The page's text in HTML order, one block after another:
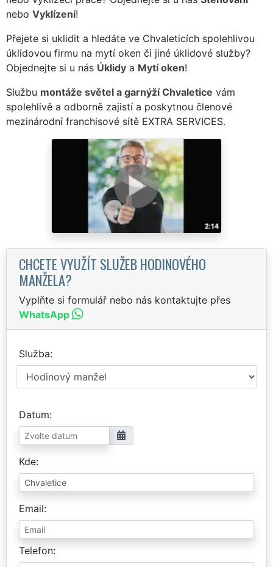
nebo Vyklízení!
Přejete si uklidit a hledáte ve Chvaleticích spolehlivou
úklidovou firmu na mytí oken či jiné úklidové služby?
Objednejte si u nás Úklidy a Mytí oken!
Službu montáže světel a garnýží Chvaletice vám
spolehlivě a odborně zajistí a poskytnou členové
mezinárodní franchisové sítě EXTRA SERVICES.
CHCETE VYUŽÍT SLUŽEB HODINOVÉHO
MANŽELA?
Vyplňte si formulář nebo nás kontaktujte přes
WhatsApp
Služba
Datum
Kde
Email
Telefon